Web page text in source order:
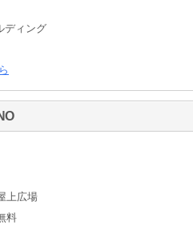
ディング
上広場
料